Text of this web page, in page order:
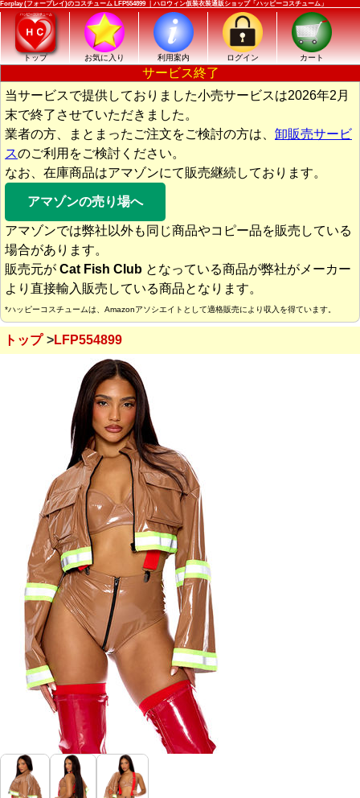
Forplay (フォープレイ)のコスチューム LFP554899 ｜ハロウィン仮装衣装通販ショップ「ハッピーコスチューム」
トップ お気に入り 利用案内 ログイン カート
サービス終了
当サービスで提供しておりました小売サービスは2026年2月
末で終了させていただきました。
業者の方、まとまったご注文をご検討の方は、 卸販売サービ
スのご利用をご検討ください。
なお、在庫商品はアマゾンにて販売継続しております。
アマゾンの売り場へ
アマゾンでは弊社以外も同じ商品やコピー品を販売している
場合があります。
販売元が Cat Fish Club となっている商品が弊社がメーカー
より直接輸入販売している商品となります。
*ハッピーコスチュームは、Amazonアソシエイトとして適格販売により収入を得ています。
トップ LFP554899